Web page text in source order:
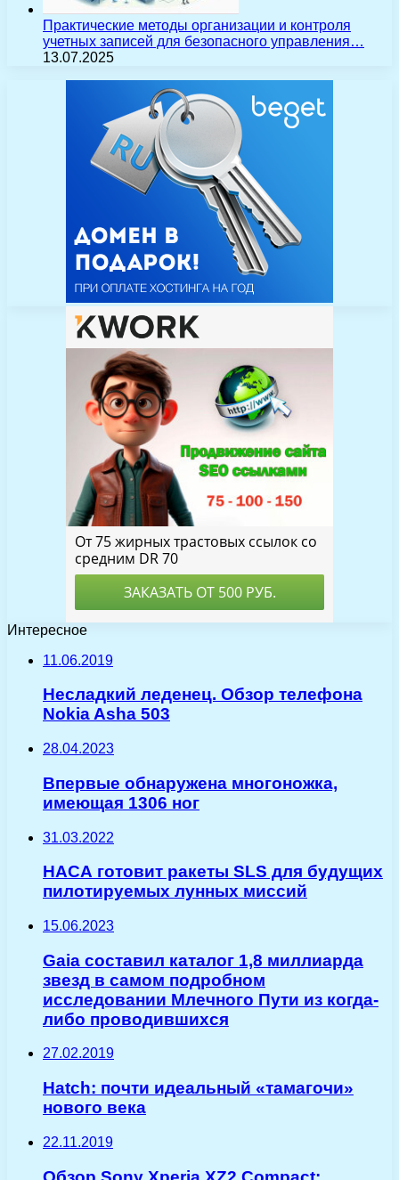
Практические методы организации и контроля
учетных записей для безопасного управления…
13.07.2025
Интересное
11.06.2019
Несладкий леденец. Обзор телефона
Nokia Asha 503
28.04.2023
Впервые обнаружена многоножка,
имеющая 1306 ног
31.03.2022
НАСА готовит ракеты SLS для будущих
пилотируемых лунных миссий
15.06.2023
Gaia составил каталог 1,8 миллиарда
звезд в самом подробном
исследовании Млечного Пути из когда-
либо проводившихся
27.02.2019
Hatch: почти идеальный «тамагочи»
нового века
22.11.2019